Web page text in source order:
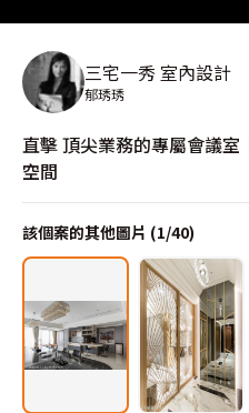
三宅一秀 室內設計
郁琇琇
直擊 頂尖業務的專屬會議
空間
該個案的其他圖片 (1/40)